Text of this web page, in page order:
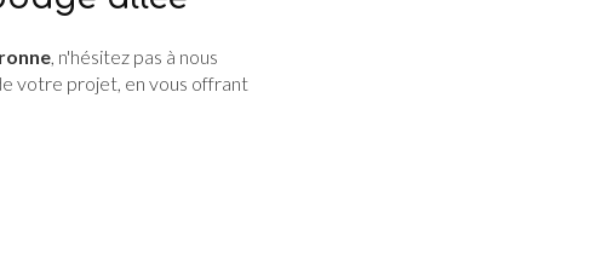
, n'hésitez pas à nous
votre projet, en vous offrant